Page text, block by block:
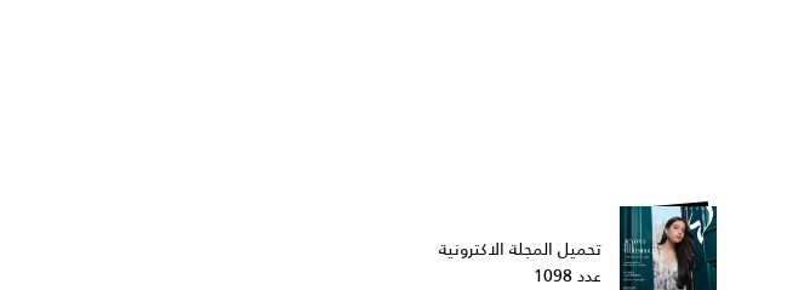
تحميل المجلة الاكترونية
عدد 1098